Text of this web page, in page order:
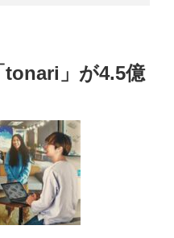
tonari」が4.5億